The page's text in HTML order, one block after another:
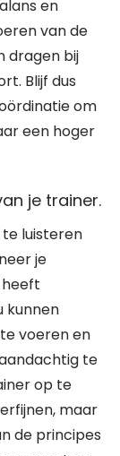
en
van de
dragen bij
Blijf dus
om
een hoger
je trainer.
te luisteren
je
kunnen
voeren en
te
op te
maar
de principes